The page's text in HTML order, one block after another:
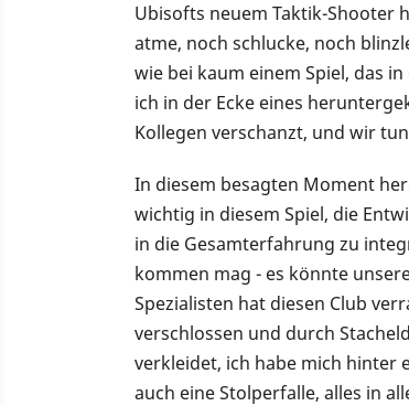
Ubisofts neuem Taktik-Shooter
atme, noch schlucke, noch
wie bei kaum einem Spiel, das
ich in der Ecke eines
Kollegen verschanzt, und wir
In diesem besagten Moment
wichtig in diesem Spiel, die
in die Gesamterfahrung zu
kommen mag - es könnte
Spezialisten hat diesen Club
verschlossen und durch
verkleidet, ich habe mich hinter
auch eine Stolperfalle, alles in